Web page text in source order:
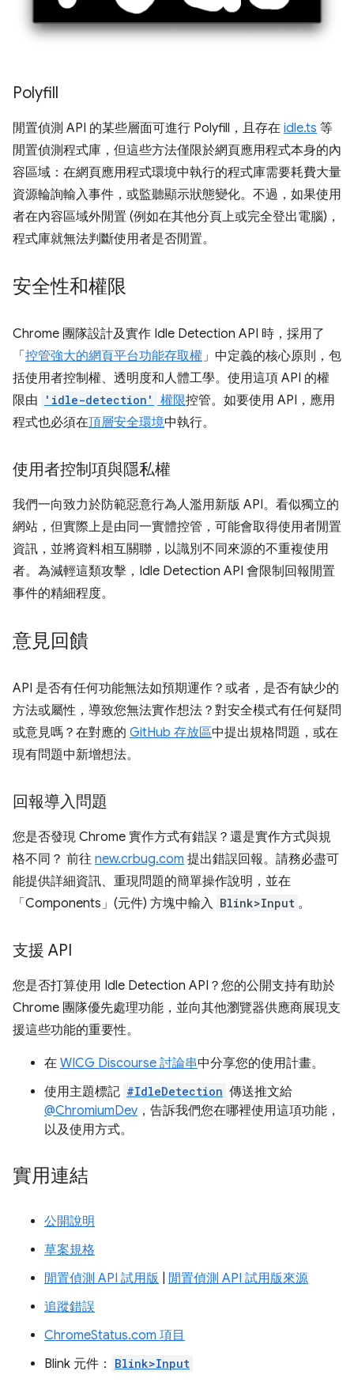
Polyfill
閒置偵測 API 的某些層面可進行 Polyfill，且存在 idle.ts 等
閒置偵測程式庫，但這些方法僅限於網頁應用程式本身的內
容區域：在網頁應用程式環境中執行的程式庫需要耗費大量
資源輪詢輸入事件，或監聽顯示狀態變化。不過，如果使用
者在內容區域外閒置 (例如在其他分頁上或完全登出電腦)，
程式庫就無法判斷使用者是否閒置。
安全性和權限
Chrome 團隊設計及實作 Idle Detection API 時，採用了
「控管強大的網頁平台功能存取權 」中定義的核心原則，包
括使用者控制權、透明度和人體工學。使用這項 API 的權
限由
'idle-detection' 權限控管。如要使用 API，應用
程式也必須在頂層安全環境中執行。
使用者控制項與隱私權
我們一向致力於防範惡意行為人濫用新版 API。看似獨立的
網站，但實際上是由同一實體控管，可能會取得使用者閒置
資訊，並將資料相互關聯，以識別不同來源的不重複使用
者。為減輕這類攻擊，Idle Detection API 會限制回報閒置
事件的精細程度。
意見回饋
API 是否有任何功能無法如預期運作？或者，是否有缺少的
方法或屬性，導致您無法實作想法？對安全模式有任何疑問
或意見嗎？在對應的 GitHub 存放區中提出規格問題，或在
現有問題中新增想法。
回報導入問題
您是否發現 Chrome 實作方式有錯誤？還是實作方式與規
格不同？ 前往 new.crbug.com 提出錯誤回報。請務必盡可
能提供詳細資訊、重現問題的簡單操作說明，並在
「Components」(元件) 方塊中輸入 Blink>Input 。
支援 API
您是否打算使用 Idle Detection API？您的公開支持有助於
Chrome 團隊優先處理功能，並向其他瀏覽器供應商展現支
援這些功能的重要性。
在 WICG Discourse 討論串中分享您的使用計畫。
使用主題標記 #IdleDetection 傳送推文給
@ChromiumDev ，告訴我們您在哪裡使用這項功能，
以及使用方式。
實用連結
公開說明
草案規格
閒置偵測 API 試用版
閒置偵測 API 試用版來源
追蹤錯誤
ChromeStatus.com 項目
Blink 元件：
Blink>Input